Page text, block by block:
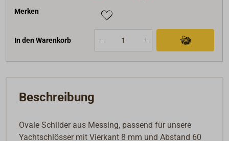
Merken
In den Warenkorb
Beschreibung
Ovale Schilder aus Messing, passend für unsere
Yachtschlösser mit Vierkant 8 mm und Abstand 60